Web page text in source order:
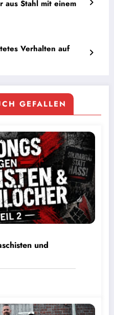
aus Stahl mit einem
Verhalten auf
GEFALLEN
und